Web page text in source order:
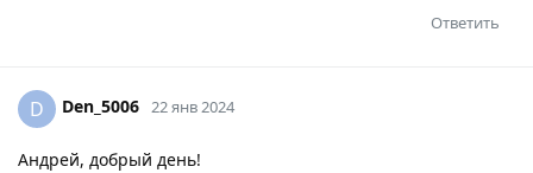
Ответить
D Den_5006 22 янв 2024
Андрей, добрый день!